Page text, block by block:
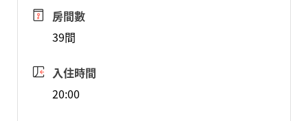
房間數
39間
入住時間
20:00